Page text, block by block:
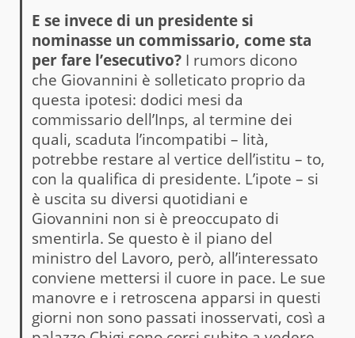
E se invece di un presidente si
nominasse un commissario, come sta
per fare l’esecutivo?I rumors dicono
che Giovannini è solleticato proprio da
questa ipotesi: dodici mesi da
commissario dell’Inps, al termine dei
quali, scaduta l’incompatibi – lità,
potrebbe restare al vertice dell’istitu – to,
con la qualifica di presidente. L’ipote – si
è uscita su diversi quotidiani e
Giovannini non si è preoccupato di
smentirla. Se questo è il piano del
ministro del Lavoro, però, all’interessato
conviene mettersi il cuore in pace. Le sue
manovre e i retroscena apparsi in questi
giorni non sono passati inosservati, così a